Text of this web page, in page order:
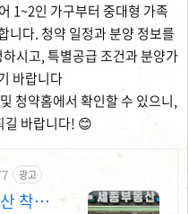
1~2인 가구부터 중대형 가족
니다. 청약 일정과 분양 정보를
시고, 특별공급 조건과 분양가
바랍니다
청약홈에서 확인할 수 있으니,
길 바랍니다! 😊
광고
착한